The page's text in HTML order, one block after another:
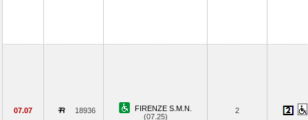
07.07 18936
FIRENZE S.M.N.
(07.25)
2